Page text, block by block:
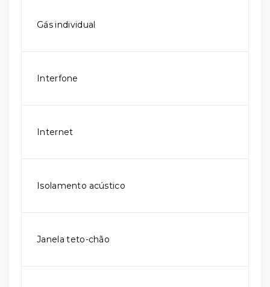
Gás individual
Interfone
Internet
Isolamento acústico
Janela teto-chão